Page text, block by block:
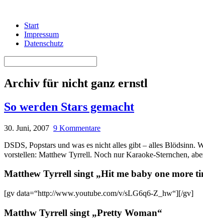
Start
Impressum
Datenschutz
Archiv für nicht ganz ernstl
So werden Stars gemacht
30. Juni, 2007 9 Kommentare
DSDS, Popstars und was es nicht alles gibt – alles Blödsinn.
vorstellen: Matthew Tyrrell. Noch nur Karaoke-Sternchen,
Matthew Tyrrell singt „Hit me baby one more
[gv data=“http://www.youtube.com/v/sLG6q6-Z_hw“][/gv]
Matthw Tyrrell singt „Pretty Woman“